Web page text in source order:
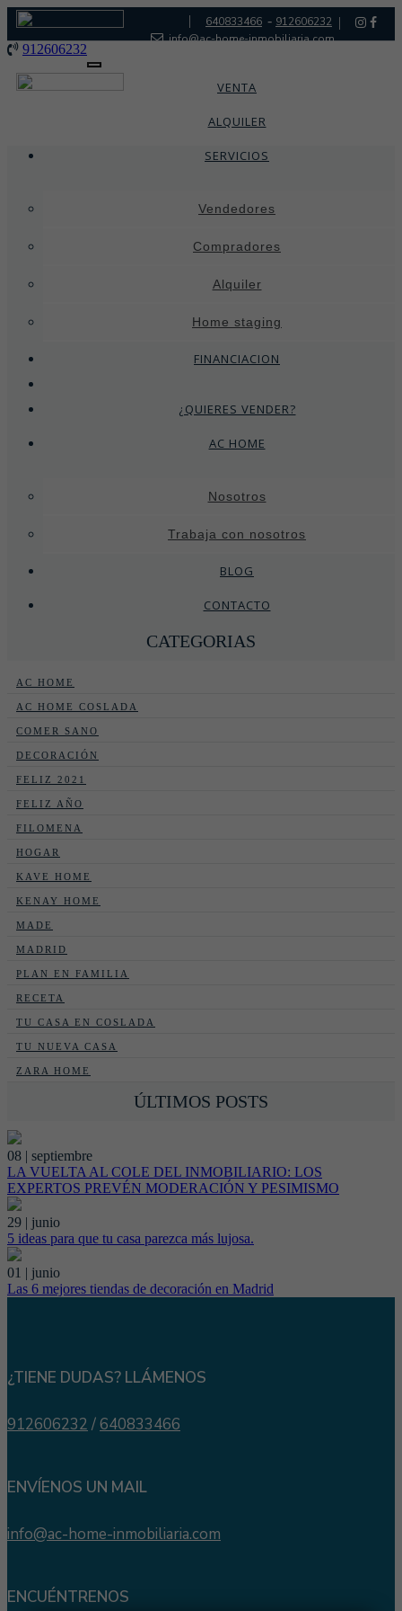
|
- 912606232
| 640833466
info@ac-home-inmobiliaria.com
912606232
Toggle
VENTA
ALQUILER
SERVICIOS
Vendedores
Compradores
Alquiler
Home staging
FINANCIACION
¿QUIERES VENDER?
AC HOME
Nosotros
Trabaja con nosotros
BLOG
CONTACTO
CATEGORIAS
AC HOME
AC HOME COSLADA
COMER SANO
DECORACIÓN
FELIZ 2021
FELIZ AÑO
FILOMENA
HOGAR
KAVE HOME
KENAY HOME
MADE
MADRID
PLAN EN FAMILIA
RECETA
TU CASA EN COSLADA
TU NUEVA CASA
ZARA HOME
ÚLTIMOS POSTS
08 | septiembre
LA VUELTA AL COLE DEL INMOBILIARIO: LOS
EXPERTOS PREVÉN MODERACIÓN Y PESIMISMO
29 | junio
5 ideas para que tu casa parezca más lujosa.
01 | junio
Las 6 mejores tiendas de decoración en Madrid
¿TIENE DUDAS? LLÁMENOS
912606232 /640833466
ENVÍENOS UN MAIL
info@ac-home-inmobiliaria.com
ENCUÉNTRENOS